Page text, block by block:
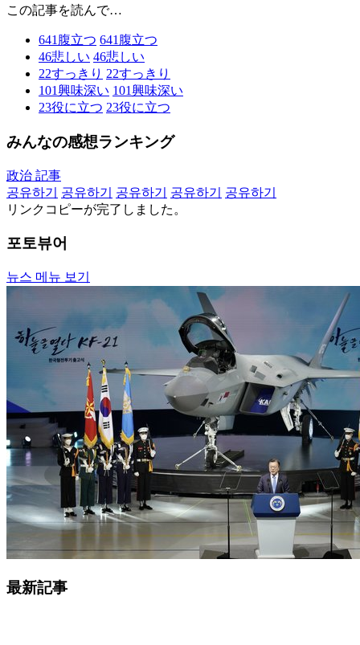
この記事を読んで…
641 腹立つ 641 腹立つ
46悲しい 46悲しい
22すっきり 22すっきり
101興味深い 101興味深い
23役に立つ 23役に立つ
みんなの感想ランキング
政治 記事
공유하기
공유하기 공유하기 공유하기
공유하기
リンクコピーが完了しました。
포토뷰어
뉴스 메뉴 보기
最新記事